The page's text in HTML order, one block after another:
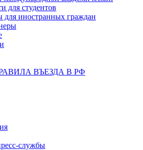
для студентов
иностранных граждан
ВЪЕЗДА В РФ
службы